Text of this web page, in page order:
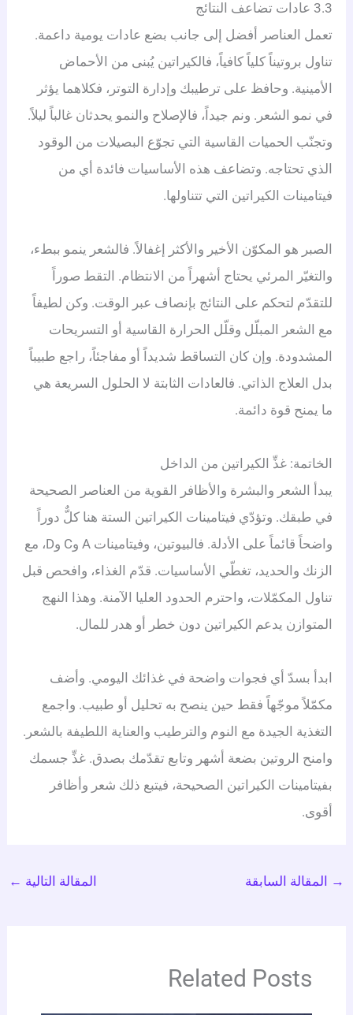
3.3 عادات تضاعف النتائج
تعمل العناصر أفضل إلى جانب بضع عادات يومية داعمة.
تناول بروتيناً كلياً كافياً، فالكيراتين يُبنى من الأحماض
الأمينية. وحافظ على ترطيبك وإدارة التوتر، فكلاهما يؤثر
في نمو الشعر. ونم جيداً، فالإصلاح والنمو يحدثان غالباً ليلاً.
وتجنّب الحميات القاسية التي تجوّع البصيلات من الوقود
الذي تحتاجه. وتضاعف هذه الأساسيات فائدة أي من
فيتامينات الكيراتين التي تتناولها.
الصبر هو المكوّن الأخير والأكثر إغفالاً. فالشعر ينمو ببطء،
والتغيّر المرئي يحتاج أشهراً من الانتظام. التقط صوراً
للتقدّم لتحكم على النتائج بإنصاف عبر الوقت. وكن لطيفاً
مع الشعر المبلّل وقلّل الحرارة القاسية أو التسريحات
المشدودة. وإن كان التساقط شديداً أو مفاجئاً، راجع طبيباً
بدل العلاج الذاتي. فالعادات الثابتة لا الحلول السريعة هي
ما يمنح قوة دائمة.
الخاتمة: غذِّ الكيراتين من الداخل
يبدأ الشعر والبشرة والأظافر القوية من العناصر الصحيحة
في طبقك. وتؤدّي فيتامينات الكيراتين الستة هنا كلٌّ دوراً
واضحاً قائماً على الأدلة. فالبيوتين، وفيتامينات A وC وD، مع
الزنك والحديد، تغطّي الأساسيات. قدّم الغذاء، وافحص قبل
تناول المكمّلات، واحترم الحدود العليا الآمنة. وهذا النهج
المتوازن يدعم الكيراتين دون خطر أو هدر للمال.
ابدأ بسدّ أي فجوات واضحة في غذائك اليومي. وأضف
مكمّلاً موجّهاً فقط حين ينصح به تحليل أو طبيب. واجمع
التغذية الجيدة مع النوم والترطيب والعناية اللطيفة بالشعر.
وامنح الروتين بضعة أشهر وتابع تقدّمك بصدق. غذِّ جسمك
بفيتامينات الكيراتين الصحيحة، فيتبع ذلك شعر وأظافر
أقوى.
المقالة السابقة المقالة التالية←
Related Posts